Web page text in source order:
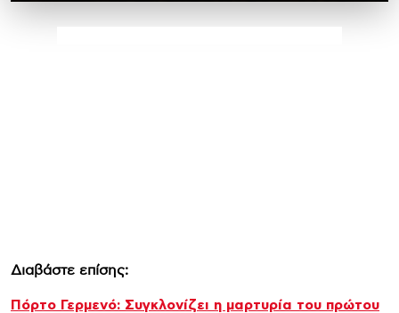
Διαβάστε επίσης:
Πόρτο Γερμενό: Συγκλονίζει η μαρτυρία του πρώτου